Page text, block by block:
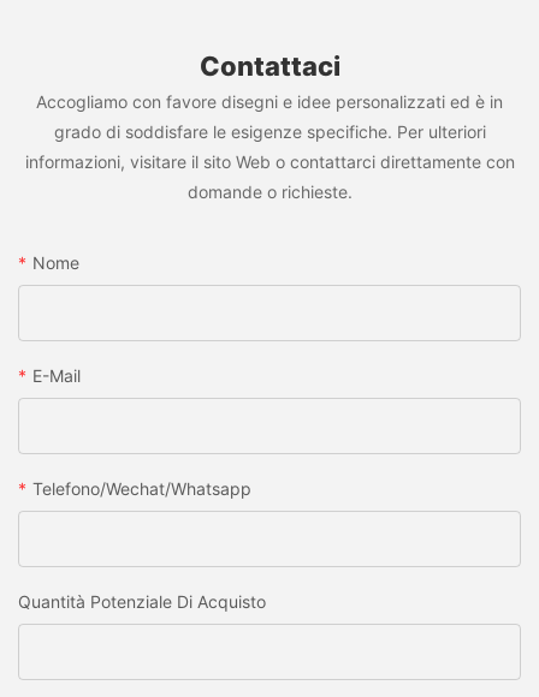
Contattaci
Accogliamo con favore disegni e idee personalizzati ed è in
grado di soddisfare le esigenze specifiche. Per ulteriori
informazioni, visitare il sito Web o contattarci direttamente con
domande o richieste.
Nome
E-Mail
Telefono/wechat/whatsapp
Quantità Potenziale Di Acquisto